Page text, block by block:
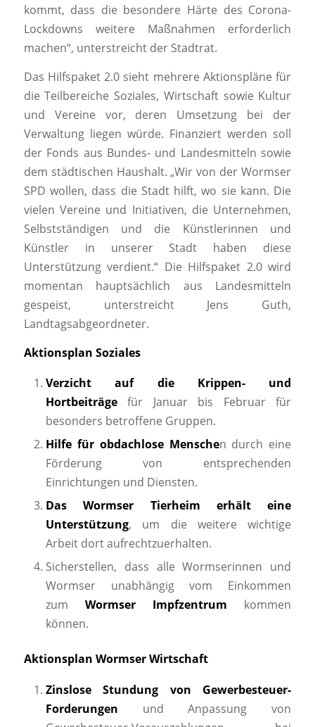
kommt, dass die besondere Härte des Corona-
Lockdowns weitere Maßnahmen erforderlich
machen“, unterstreicht der Stadtrat.
Das Hilfspaket 2.0 sieht mehrere Aktionspläne für
die Teilbereiche Soziales, Wirtschaft sowie Kultur
und Vereine vor, deren Umsetzung bei der
Verwaltung liegen würde. Finanziert werden soll
der Fonds aus Bundes- und Landesmitteln sowie
dem städtischen Haushalt. „Wir von der Wormser
SPD wollen, dass die Stadt hilft, wo sie kann. Die
vielen Vereine und Initiativen, die Unternehmen,
Selbstständigen und die Künstlerinnen und
Künstler in unserer Stadt haben diese
Unterstützung verdient.“ Die Hilfspaket 2.0 wird
momentan hauptsächlich aus Landesmitteln
gespeist, unterstreicht Jens Guth,
Landtagsabgeordneter.
Aktionsplan Soziales
Verzicht auf die Krippen- und
Hortbeiträgefür Januar bis Februar für
besonders betroffene Gruppen.
Hilfe für obdachlose Menschen durch eine
Förderung von entsprechenden
Einrichtungen und Diensten.
Das Wormser Tierheim erhält eine
Unterstützung, um die weitere wichtige
Arbeit dort aufrechtzuerhalten.
Sicherstellen, dass alle Wormserinnen und
Wormser unabhängig vom Einkommen
zum Wormser Impfzentrum kommen
können.
Aktionsplan Wormser Wirtschaft
Zinslose Stundung von Gewerbesteuer-
Forderungen und Anpassung von